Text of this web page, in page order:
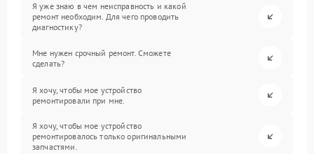
Я уже знаю в чем неисправность и какой
ремонт необходим. Для чего проводить
диагностику?
Мне нужен срочный ремонт. Сможете
сделать?
Я хочу, чтобы мое устройство
ремонтировали при мне.
Я хочу, чтобы мое устройство
ремонтировалось только оригинальными
запчастями.